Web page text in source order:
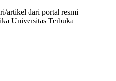
artikel dari portal resmi
Universitas Terbuka